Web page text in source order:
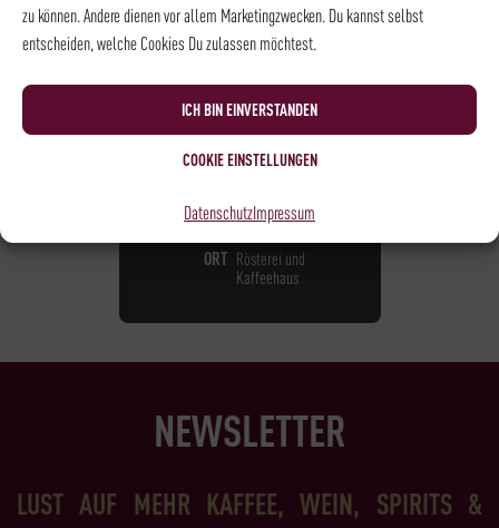
zu können. Andere dienen vor allem Marketingzwecken. Du kannst selbst
entscheiden, welche Cookies Du zulassen möchtest.
ICH BIN EINVERSTANDEN
COOKIE EINSTELLUNGEN
DatenschutzImpressum
KAFFEE - KAFFEESEMINAR
KAFFEESEMINAR
85,00€*
NOCH1PLATZ VERFÜGBAR
UHRZEIT 10:00 - 13:00
ORT Rösterei und
Kaffeehaus
NEWSLETTER
LUST AUF MEHR KAFFEE, WEIN, SPIRITS &